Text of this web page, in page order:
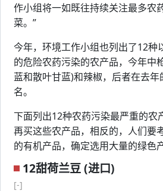
作小组将一如既往持续关注最多农
菜。”
今年，环境工作小组也列出了12种
的危险农药污染的农产品，今年中
蓝和散叶甘蓝)和辣椒，后者在去
名。
下面列出12种农药污染最严重的农
再买这些农产品，相反的，人们要
的有机产品，确定选用大量的绿色
12甜荷兰豆 (进口)
[-]